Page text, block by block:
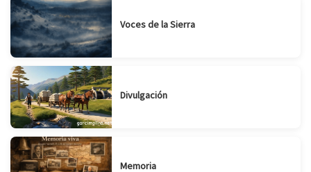
Voces de la Sierra
Divulgación
Memoria